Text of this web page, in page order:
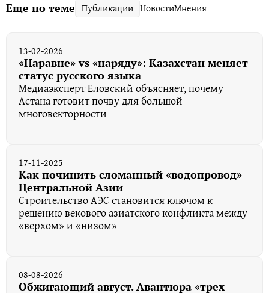
Еще по теме Публикации НовостиМнения
13-02-2026
«Наравне» vs «наряду»: Казахстан меняет
статус русского языка
Медиаэксперт Еловский объясняет, почему
Астана готовит почву для большой
многовекторности
17-11-2025
Как починить сломанный «водопровод»
Центральной Азии
Строительство АЭС становится ключом к
решению векового азиатского конфликта между
«верхом» и «низом»
08-08-2026
Обжигающий август. Авантюра «трех